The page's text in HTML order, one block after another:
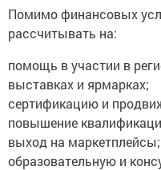
Помимо финансовых
рассчитывать на:
помощь в участии в
выставках и ярмарках;
сертификацию и
повышение
выход на маркетплейсы;
образовательную и